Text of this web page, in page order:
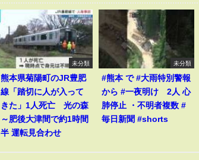
未分類
熊本県菊陽町のJR豊肥
線「踏切に人が入って
きた」1人死亡 光の森
～肥後大津間で約1時間
半 運転見合わせ
未分類
#熊本 で #大雨特別警報
から #一夜明け 2人 心
肺停止 ・不明者複数 #
毎日新聞 #shorts